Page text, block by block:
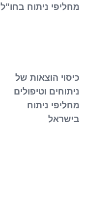
מחליפי ניתוח בחו"ל
כיסוי הוצאות של
ניתוחים וטיפולים
מחליפי ניתוח
בישראל